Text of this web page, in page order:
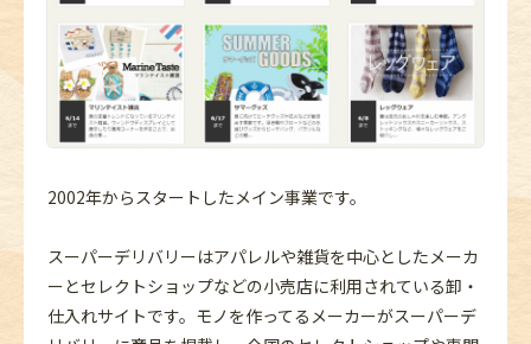
2002年からスタートしたメイン事業です。
スーパーデリバリーはアパレルや雑貨を中心としたメーカ
ーとセレクトショップなどの小売店に利用されている卸・
仕入れサイトです。モノを作ってるメーカーがスーパーデ